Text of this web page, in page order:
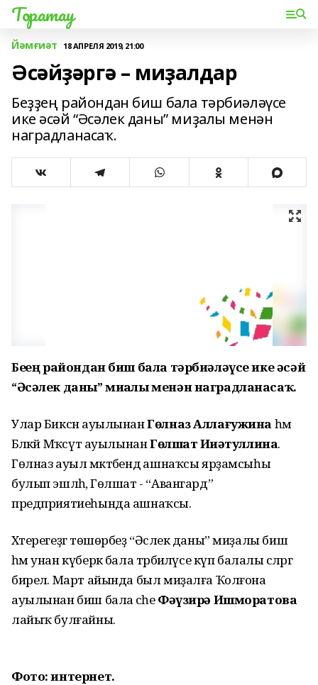
Торатау
Йәмғиәт 18 АПРЕЛЯ 2019, 21:00
Әсәйҙәргә – миҙалдар
Беҙҙең райондан биш бала тәрбиәләүсе
ике әсәй “Әсәлек даны” миҙалы менән
наградланасаҡ.
Беҙҙең райондан биш бала тәрбиәләүсе ике әсәй
“Әсәлек даны” миҙалы менән наградланасаҡ.
Улар Биксән ауылынанГөлназ Аллағужина һәм
Бәләкәй Мәҡсүт ауылынанГөлшат Иҙиәтуллина.
Гөлназ ауыл мәктәбендә ашнаҡсы ярҙамсыһы
булып эшләһә, Гөлшат - “Авангард”
предприятиеһында ашнаҡсы.
Хәтерегеҙгә төшөрбеҙ “Әсәлек даны” миҙалы биш
һәм унан күберәк бала тәрбиәләүсе күп балалы әсәләргә
бирелә. Март айында был миҙалға Ҡолғона
ауылынан биш бала әсәһеФәүзирә Ишморатова
лайыҡ булғайны.
Фото: интернет.